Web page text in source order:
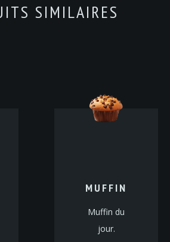
SIMILAIRES
MUFFIN
Muffin du
jour.